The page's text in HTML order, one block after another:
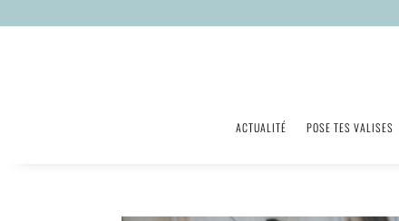
ACTUALITÉ POSE TES VALISES